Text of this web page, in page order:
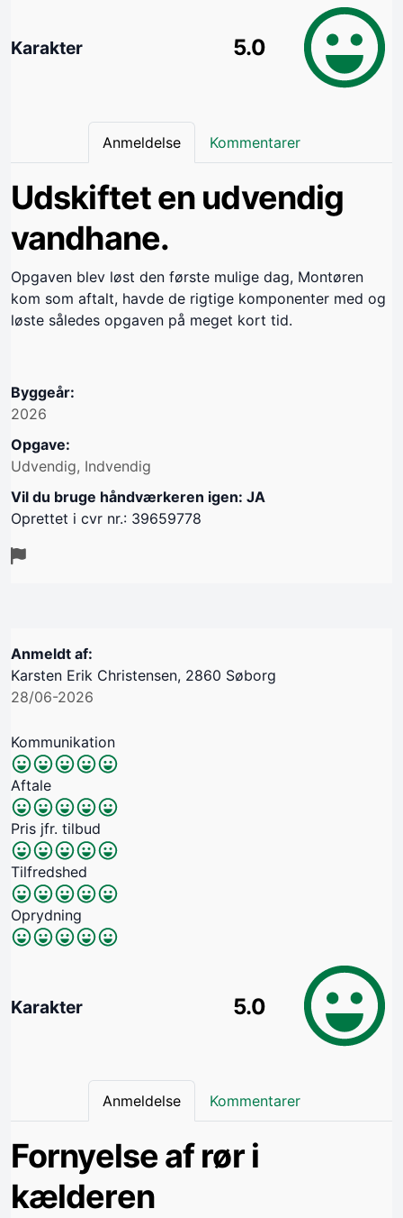
Karakter 5.0
Anmeldelse Kommentarer
Udskiftet en udvendig
vandhane.
Opgaven blev løst den første mulige dag, Montøren
kom som aftalt, havde de rigtige komponenter med og
løste således opgaven på meget kort tid.
Byggeår:
2026
Opgave:
Udvendig, Indvendig
Vil du bruge håndværkeren igen: JA
Oprettet i cvr nr.: 39659778
Anmeldt af:
Karsten Erik Christensen, 2860 Søborg
28/06-2026
Kommunikation
Aftale
Pris jfr. tilbud
Tilfredshed
Oprydning
Karakter 5.0
Anmeldelse Kommentarer
Fornyelse af rør i
kælderen